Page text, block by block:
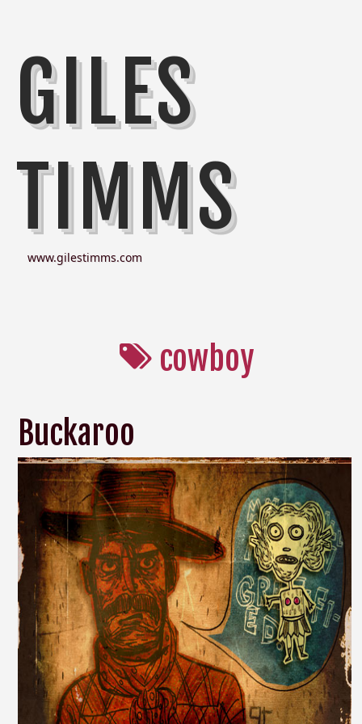
GILES
TIMMS
www.gilestimms.com
cowboy
Buckaroo